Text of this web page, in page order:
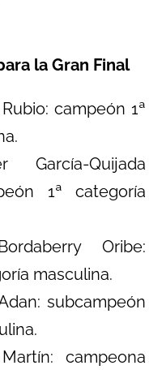
la Gran Final
campeón 1ª
García-Quijada
1ª categoría
Oribe:
masculina.
subcampeón
campeona